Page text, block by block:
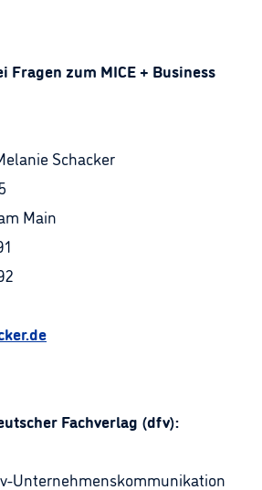
Fragen zum MICE + Business
Schacker
Main
Fachverlag (dfv):
Unternehmenskommunikation